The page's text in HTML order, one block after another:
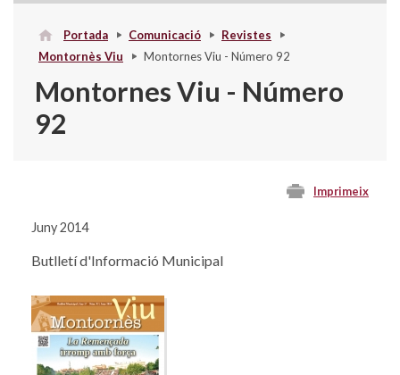
Portada Comunicació
Revistes
Montornès Viu
Montornes Viu - Número 92
Montornes Viu - Número
92
Imprimeix
Juny 2014
Butlletí d'Informació Municipal